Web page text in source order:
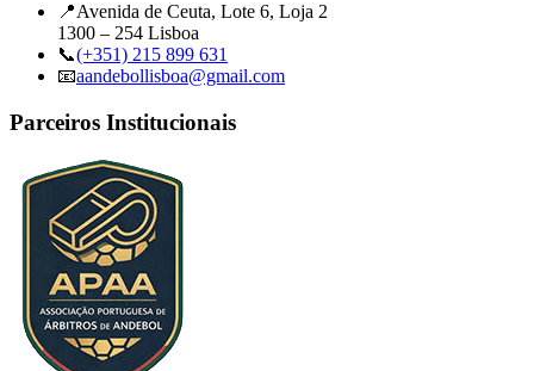
📍Avenida de Ceuta, Lote 6, Loja 2
1300 – 254 Lisboa
📞(+351) 215 899 631
📧aandebollisboa@gmail.com
Parceiros Institucionais